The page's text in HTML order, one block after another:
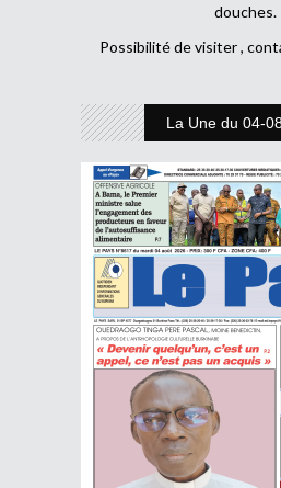
douches.
Possibilité de visiter ,
La Une du 04-